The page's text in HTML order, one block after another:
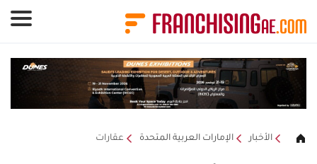
الأخبار الإمارات العربية المتحدة عقارات
لوحة إدارة ملفات تعريف الارتباط